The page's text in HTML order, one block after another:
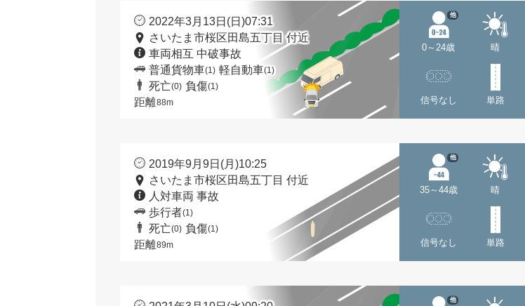
2022年3月13日(日)07:31
さいたま市桜区田島五丁目 付近
車両相互 中破事故
普通貨物車(1) 軽自動車(1)
死亡(0) 負傷(1)
距離88m
0～24歳
他
晴
信号なし 単路
2019年9月9日(月)10:25
さいたま市桜区田島五丁目 付近
人対車両 事故
歩行者(1)
死亡(0) 負傷(1)
距離89m
35～44歳
他
晴
信号なし 単路
他